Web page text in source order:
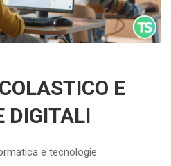
E
DIGITALI
e tecnologie